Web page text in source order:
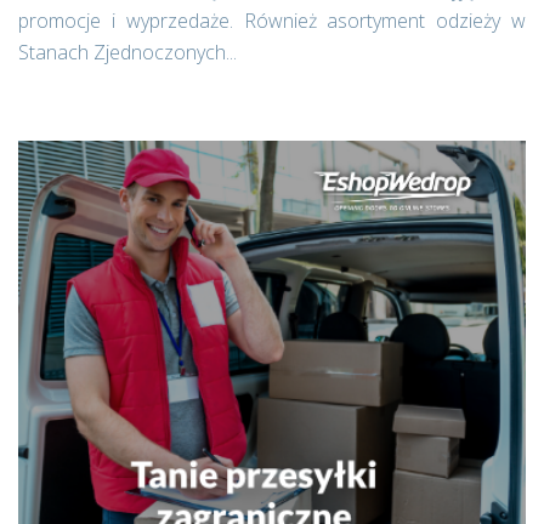
promocje i wyprzedaże. Również asortyment odzieży w
Stanach Zjednoczonych...